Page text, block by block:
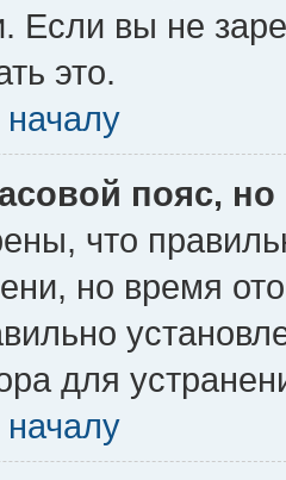
Если вы не
это.
началу
пояс,
что
но время
для
началу